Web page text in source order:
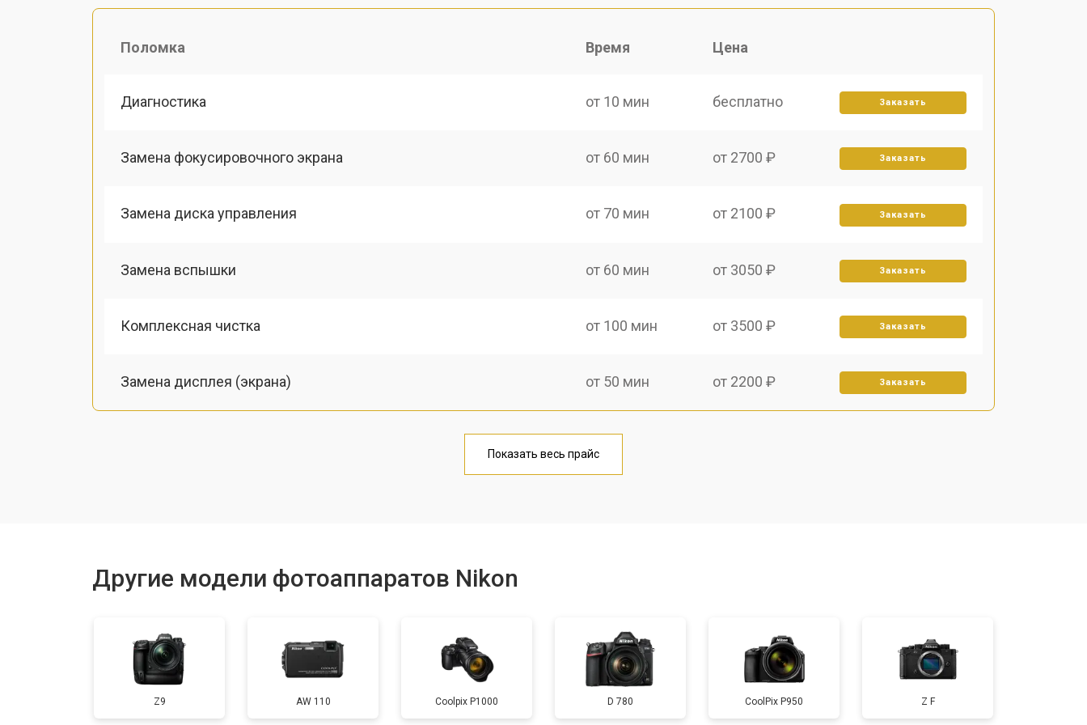
Поломка Время Цена
Диагностика от 10 мин бесплатно Заказать
Замена фокусировочного экрана от 60 мин от 2700 ₽ Заказать
Замена диска управления от 70 мин от 2100 ₽ Заказать
Замена вспышки от 60 мин от 3050 ₽ Заказать
Комплексная чистка от 100 мин от 3500 ₽ Заказать
Замена дисплея (экрана) от 50 мин от 2200 ₽ Заказать
от 80 мин
Замена затвора от 80 мин от 2300 ₽ Заказать
Замена CCD/CMOS матрицы от 70 мин от 4300 ₽ Заказать
Показать весь прайс
Другие модели фотоаппаратов Nikon
Z9 AW 110 Coolpix P1000 D 780 CoolPix P950 Z F